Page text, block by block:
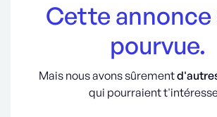
Cette annonce
pourvue.
Mais nous avons sûrement
qui pourraient